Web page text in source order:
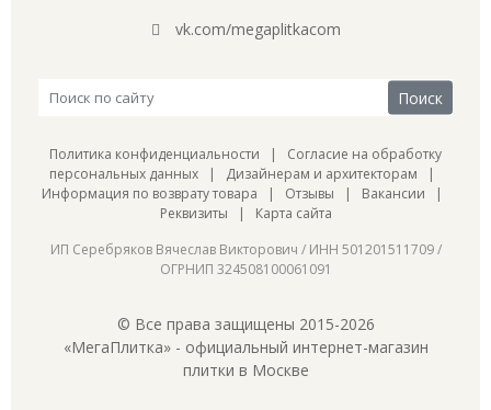
vk.com/megaplitkacom
Политика конфиденциальности | Согласие на обработку
персональных данных | Дизайнерам и архитекторам |
Информация по возврату товара | Отзывы | Вакансии |
Реквизиты | Карта сайта
ИП Серебряков Вячеслав Викторович / ИНН 501201511709 /
ОГРНИП 324508100061091
© Все права защищены 2015-2026
«МегаПлитка» - официальный интернет-магазин
плитки в Москве